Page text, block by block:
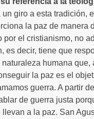
giro a esta tradición,
la paz de manera
por el cristianismo, no
es decir, tiene que
humana que,
la paz es el
guerra. A partir
de guerra justa
a la paz. San